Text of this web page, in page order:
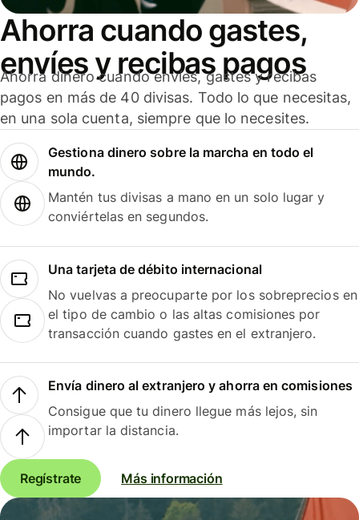
Ahorra cuando gastes,
envíes y recibas pagos
Ahorra dinero cuando envíes, gastes y recibas
pagos en más de 40 divisas. Todo lo que necesitas,
en una sola cuenta, siempre que lo necesites.
Gestiona dinero sobre la marcha en todo el
mundo.
Mantén tus divisas a mano en un solo lugar y
conviértelas en segundos.
Una tarjeta de débito internacional
No vuelvas a preocuparte por los sobreprecios en
el tipo de cambio o las altas comisiones por
transacción cuando gastes en el extranjero.
Envía dinero al extranjero y ahorra en comisiones
Consigue que tu dinero llegue más lejos, sin
importar la distancia.
Regístrate Más información